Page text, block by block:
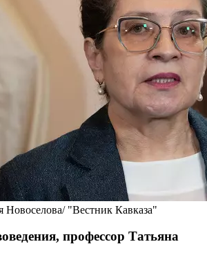
"Вестник Кавказа"
профессор Татьяна